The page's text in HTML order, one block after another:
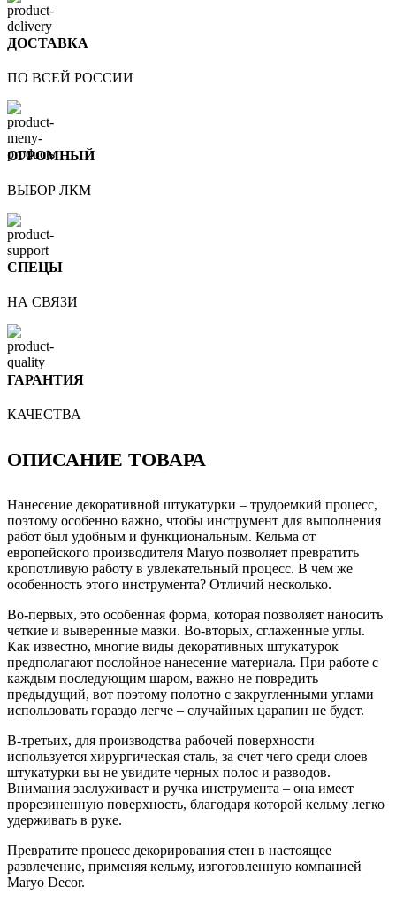
ДОСТАВКА
ПО ВСЕЙ РОССИИ
ОГРОМНЫЙ
ВЫБОР ЛКМ
СПЕЦЫ
НА СВЯЗИ
ГАРАНТИЯ
КАЧЕСТВА
ОПИСАНИЕ ТОВАРА
Нанесение декоративной штукатурки – трудоемкий процесс,
поэтому особенно важно, чтобы инструмент для выполнения
работ был удобным и функциональным. Кельма от
европейского производителя Maryo позволяет превратить
кропотливую работу в увлекательный процесс. В чем же
особенность этого инструмента? Отличий несколько.
Во-первых, это особенная форма, которая позволяет наносить
четкие и выверенные мазки. Во-вторых, сглаженные углы.
Как известно, многие виды декоративных штукатурок
предполагают послойное нанесение материала. При работе с
каждым последующим шаром, важно не повредить
предыдущий, вот поэтому полотно с закругленными углами
использовать гораздо легче – случайных царапин не будет.
В-третьих, для производства рабочей поверхности
используется хирургическая сталь, за счет чего среди слоев
штукатурки вы не увидите черных полос и разводов.
Внимания заслуживает и ручка инструмента – она имеет
прорезиненную поверхность, благодаря которой кельму легко
удерживать в руке.
Превратите процесс декорирования стен в настоящее
развлечение, применяя кельму, изготовленную компанией
Maryo Decor.